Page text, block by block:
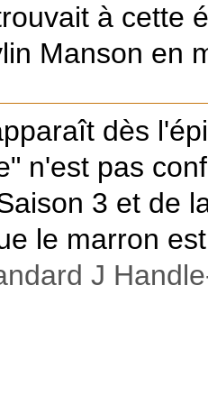
à cette
Manson en
dès
n'est pas
3 et de
le marron
J